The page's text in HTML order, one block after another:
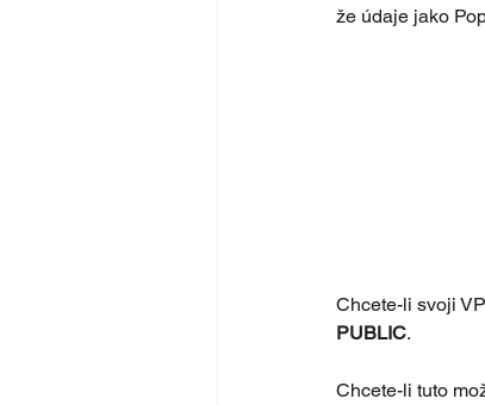
že údaje jako
Chcete-li svoji
PUBLIC.
Chcete-li tuto